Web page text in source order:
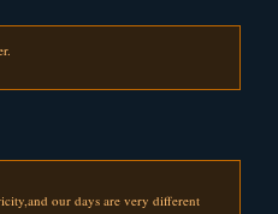
our days are very different